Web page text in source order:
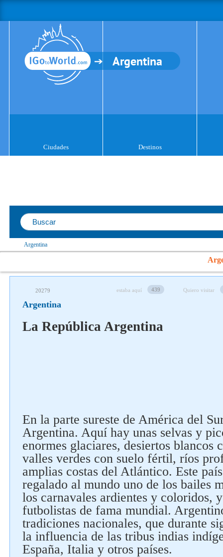
Argentina
Ciudades Destinos
Argentina
20279 estaba aquí 439 Quiero visitar
Argentina
La República Argentina
En la parte sureste de América del
Argentina. Aquí hay unas selvas y
enormes glaciares, desiertos blancos
valles verdes con suelo fértil, ríos
amplias costas del Atlántico. Este
regalado al mundo uno de los bailes
los carnavales ardientes y coloridos,
futbolistas de fama mundial.
tradiciones nacionales, que durante
la influencia de las tribus indias
España, Italia y otros países.